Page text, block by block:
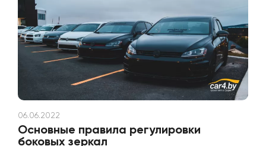
06.06.2022
Основные правила регулировки
боковых зеркал